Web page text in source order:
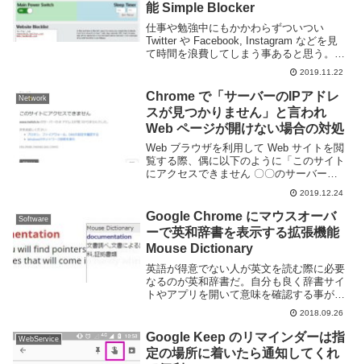
能 Simple Blocker
仕事や勉強中にもかかわらずついつい
Twitter や Facebook, Instagram などを見
て時間を浪費してしまう事あると思う。し
かし Web ブラウザは調べものを行う際に
も必要な物なため、誘惑を完全に断ち切る
のが難しい。Web...
2019.11.22
Network
Chrome で「サーバーのIPアドレ
スが見つかりません」と言われ
Web ページが開けない場合の対処
Web ブラウザを利用して Web サイトを閲
覧する際、偶に以下のように「このサイト
にアクセスできません 〇〇のサーバーの
IP アドレスが見つかりませんでした」と
言われてアクセスできない事がある。画面
下には英語のエラーメッセージも表示さ
る...
2019.12.24
Software
Google Chrome にマウスオーバ
ーで英和辞書を表示する拡張機能
Mouse Dictionary
英語が得意でない人が英文を読む際に必要
なるのが英和辞書だ。自分も良く辞書サイ
トやアプリを開いて意味を確認する事があ
る。macOS であれば OS 自体に辞書機能
が内蔵されているため比較的簡単に意味を
確認できるが Windows ではそうもい...
2018.09.26
WebService
Google Keep のリマインダーは指
定の場所に着いたら通知してくれ